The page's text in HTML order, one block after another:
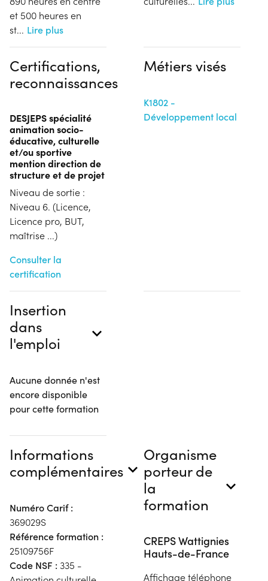
et 500 heures en
st... Lire plus
Certifications,
reconnaissances
DESJEPS spécialité
animation socio-
éducative, culturelle
et/ou sportive
mention direction de
structure et de projet
Niveau de sortie :
Niveau 6. (Licence,
Licence pro, BUT,
maîtrise ...)
Consulter la
certification
Métiers visés
K1802 -
Développement local
Insertion
dans
l'emploi
Aucune donnée n'est
encore disponible
pour cette formation
Informations
complémentaires
Numéro Carif :
369029S
Référence formation :
25109756F
Code NSF : 335 -
Organisme
porteur de
la
formation
CREPS Wattignies
Hauts-de-France
Affichage téléphone